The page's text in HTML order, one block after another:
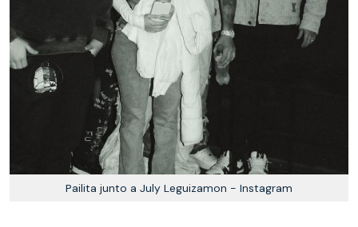
Pailita junto a July Leguizamon - Instagram